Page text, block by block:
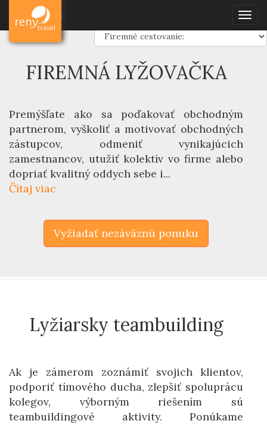
Dovolenka
FIREMNÁ LYŽOVAČKA
Premýšľate ako sa poďakovať obchodným
partnerom, vyškoliť a motivovať obchodných
zástupcov, odmeniť vynikajúcich
zamestnancov, utužiť kolektív vo firme alebo
dopriať kvalitný oddych sebe i...
Čítaj viac
Vyžiadať nezáväznú ponuku
Lyžiarsky teambuilding
Ak je zámerom zoznámiť svojich klientov,
podporiť tímového ducha, zlepšiť spoluprácu
kolegov, výborným riešením sú
teambuildingové aktivity. Ponúkame
Dovolenka